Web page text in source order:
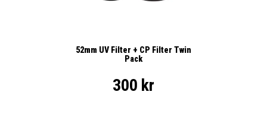
52mm UV Filter + CP Filter Twin
Pack
300 kr